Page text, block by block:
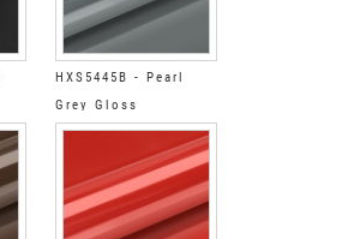
HXS5445B - Pearl
Grey Gloss